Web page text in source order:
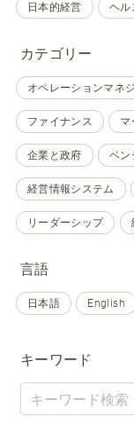
日本的経営 ヘル
カテゴリー
オペレーションマネ
ファイナンス マ
企業と政府 ベン
経営情報システム
リーダーシップ
言語
日本語 English
キーワード